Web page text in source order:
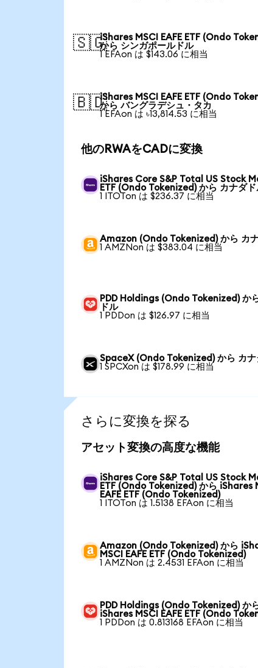
🇸🇬iShares MSCI EAFE ETF (Ondo
から シンガポールドル
1 EFAon は $143.06 に相当
🇧🇩iShares MSCI EAFE ETF (Ondo
から バングラデシュ・タカ
1 EFAon は ৳13,814.53 に相当
他のRWAをCADに変換
iShares Core S&P Total US Stock
ETF (Ondo Tokenized) から カナダド
1 ITOTon は $236.37 に相当
Amazon (Ondo Tokenized) から カ
1 AMZNon は $383.04 に相当
PDD Holdings (Ondo Tokenized) か
ドル
1 PDDon は $126.97 に相当
SpaceX (Ondo Tokenized) から カナ
1 SPCXon は $178.99 に相当
さらに変換を探る
アセット変換の高度な機能
iShares Core S&P Total US Stock
ETF (Ondo Tokenized) から iShares
EAFE ETF (Ondo Tokenized)
1 ITOTon は 1.5138 EFAon に相当
Amazon (Ondo Tokenized) から
MSCI EAFE ETF (Ondo Tokenized)
1 AMZNon は 2.4531 EFAon に相当
PDD Holdings (Ondo Tokenized) か
iShares MSCI EAFE ETF (Ondo
1 PDDon は 0.813168 EFAon に相当